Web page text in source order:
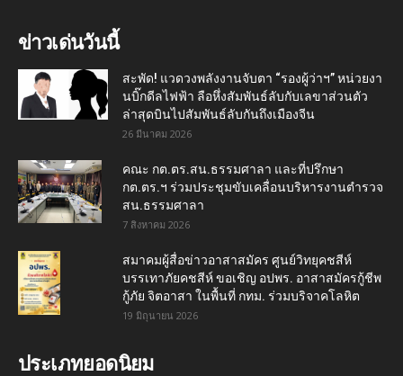
ข่าวเด่นวันนี้
สะพัด! แวดวงพลังงานจับตา “รองผู้ว่าฯ” หน่วยงา
นบิ๊กดีลไฟฟ้า ลือหึ่งสัมพันธ์ลับกับเลขาส่วนตัว
ล่าสุดบินไปสัมพันธ์ลับกันถึงเมืองจีน
26 มีนาคม 2026
คณะ กต.ตร.สน.ธรรมศาลา และที่ปรึกษา
กต.ตร.ฯ ร่วมประชุมขับเคลื่อนบริหารงานตำรวจ
สน.ธรรมศาลา
7 สิงหาคม 2026
สมาคมผู้สื่อข่าวอาสาสมัคร ศูนย์วิทยุคชสีห์
บรรเทาภัยคชสีห์ ขอเชิญ อปพร. อาสาสมัครกู้ชีพ
กู้ภัย จิตอาสา ในพื้นที่ กทม. ร่วมบริจาคโลหิต
19 มิถุนายน 2026
ประเภทยอดนิยม